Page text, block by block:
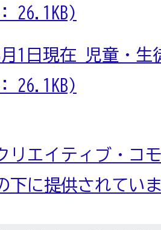
26.1KB)
月1日現在 児童・
26.1KB)
リエイティブ・コ
下に提供されてい